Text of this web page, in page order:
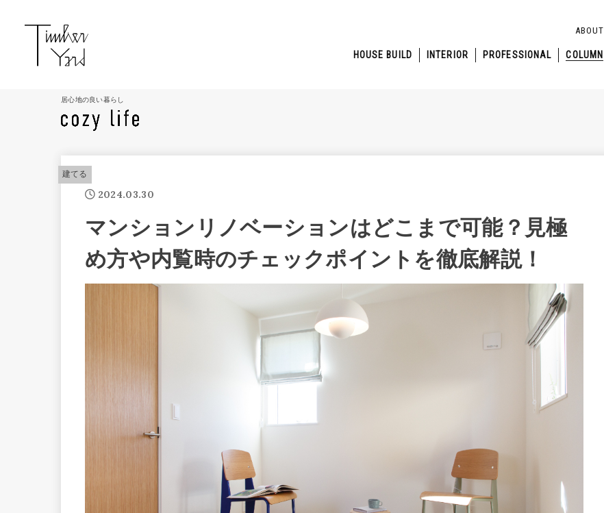
HOUSE BUILD INTERIOR PROFESSIONAL COLUMN
ABOUT
居心地の良い暮らし
建てる
2024.03.30
マンションリノベーションはどこまで可能？見極
め方や内覧時のチェックポイントを徹底解説！